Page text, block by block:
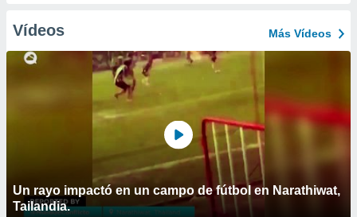
Vídeos Más Vídeos
Un rayo impactó en un campo de fútbol en Narathiwat,
Tailandia.